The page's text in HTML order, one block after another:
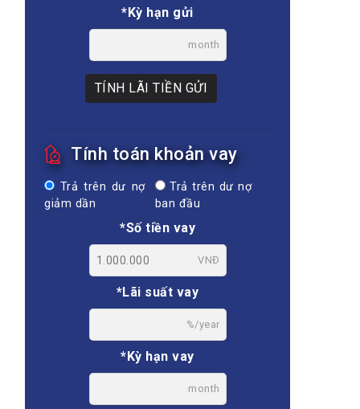
*Kỳ hạn gửi
month
TÍNH LÃI TIỀN GỬI
Tính toán khoản vay
Trả trên dư nợ
giảm dần
Trả trên dư nợ
ban đầu
*Số tiền vay
VNĐ
*Lãi suất vay
%/year
*Kỳ hạn vay
month